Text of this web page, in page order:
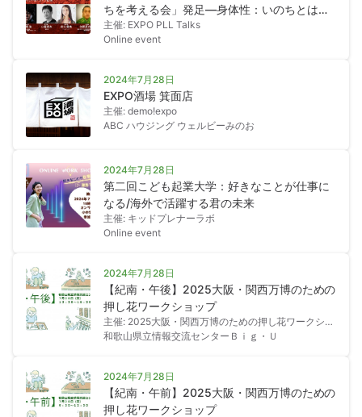
ちを考える会」発足―身体性：いのちとは何
か。万博とは何か。―
主催: EXPO PLL Talks
Online event
2024年7月28日
EXPO酒場 箕面店
主催: demo!expo
ABC ハウジング ウェルビーみのお
2024年7月28日
第二回こども起業大学：好きなことが仕事に
なる/海外で活躍する君の未来
主催: キッドプレナーラボ
Online event
2024年7月28日
【紀南・午後】2025大阪・関西万博のための
押し花ワークショップ
主催: 2025大阪・関西万博のための押し花ワークショ
ップ
和歌山県立情報交流センターＢｉｇ・Ｕ
2024年7月28日
【紀南・午前】2025大阪・関西万博のための
押し花ワークショップ